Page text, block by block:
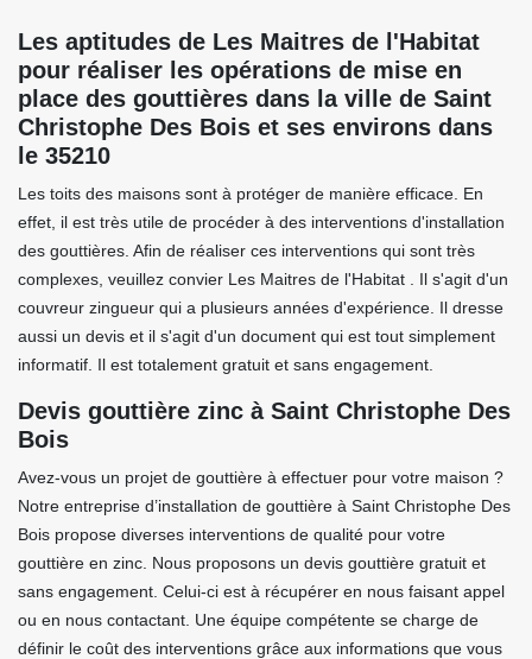
Les aptitudes de Les Maitres de l'Habitat
pour réaliser les opérations de mise en
place des gouttières dans la ville de Saint
Christophe Des Bois et ses environs dans
le 35210
Les toits des maisons sont à protéger de manière efficace. En
effet, il est très utile de procéder à des interventions d'installation
des gouttières. Afin de réaliser ces interventions qui sont très
complexes, veuillez convier Les Maitres de l'Habitat . Il s'agit d'un
couvreur zingueur qui a plusieurs années d'expérience. Il dresse
aussi un devis et il s'agit d'un document qui est tout simplement
informatif. Il est totalement gratuit et sans engagement.
Devis gouttière zinc à Saint Christophe Des
Bois
Avez-vous un projet de gouttière à effectuer pour votre maison ?
Notre entreprise d’installation de gouttière à Saint Christophe Des
Bois propose diverses interventions de qualité pour votre
gouttière en zinc. Nous proposons un devis gouttière gratuit et
sans engagement. Celui-ci est à récupérer en nous faisant appel
ou en nous contactant. Une équipe compétente se charge de
définir le coût des interventions grâce aux informations que vous